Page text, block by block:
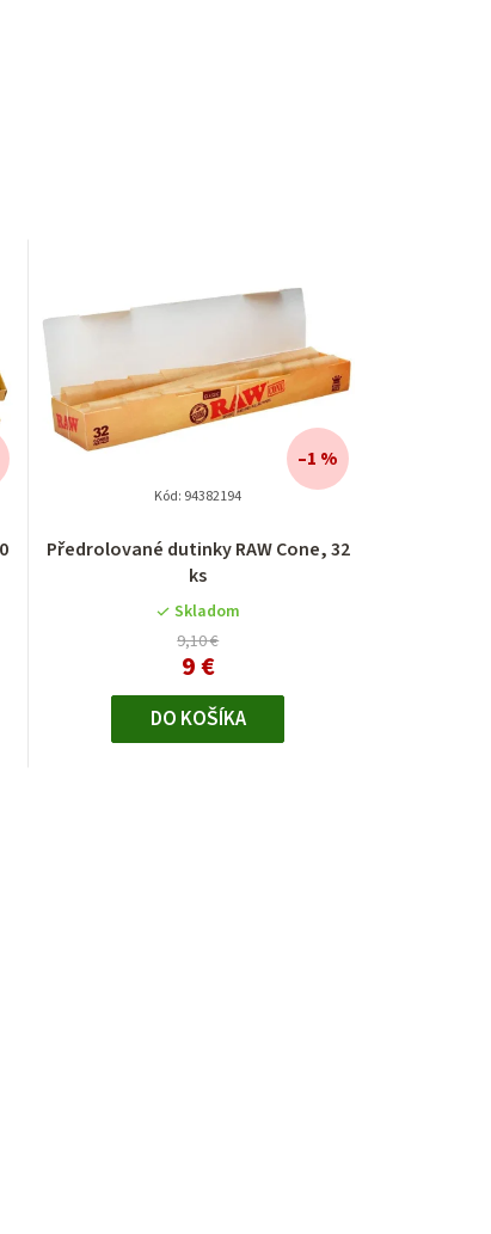
Předrolované dutinky RAW Cone, 32
ks
Skladom
9,10 €
9 €
–1 %
DO KOŠÍKA
Kód: 94382194